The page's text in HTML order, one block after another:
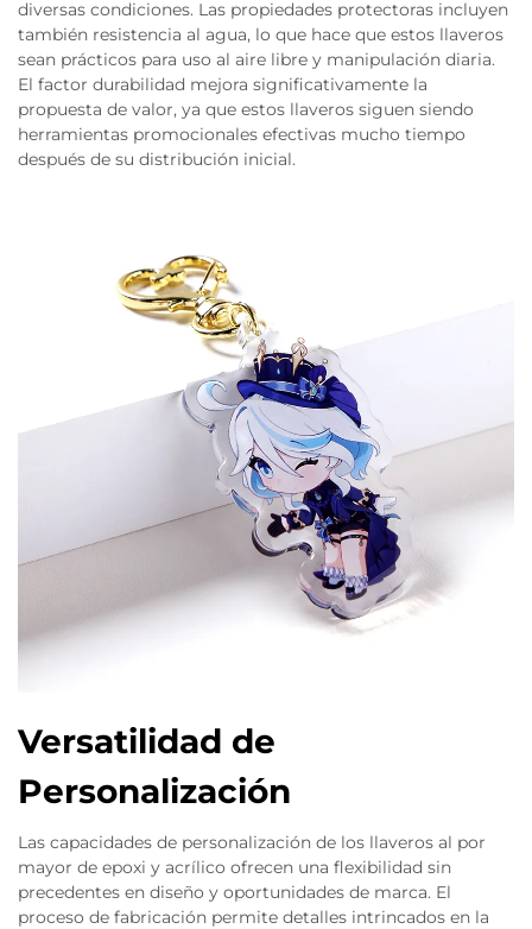
diversas condiciones. Las propiedades protectoras incluyen
también resistencia al agua, lo que hace que estos llaveros
sean prácticos para uso al aire libre y manipulación diaria.
El factor durabilidad mejora significativamente la
propuesta de valor, ya que estos llaveros siguen siendo
herramientas promocionales efectivas mucho tiempo
después de su distribución inicial.
Versatilidad de
Personalización
Las capacidades de personalización de los llaveros al por
mayor de epoxi y acrílico ofrecen una flexibilidad sin
precedentes en diseño y oportunidades de marca. El
proceso de fabricación permite detalles intrincados en la